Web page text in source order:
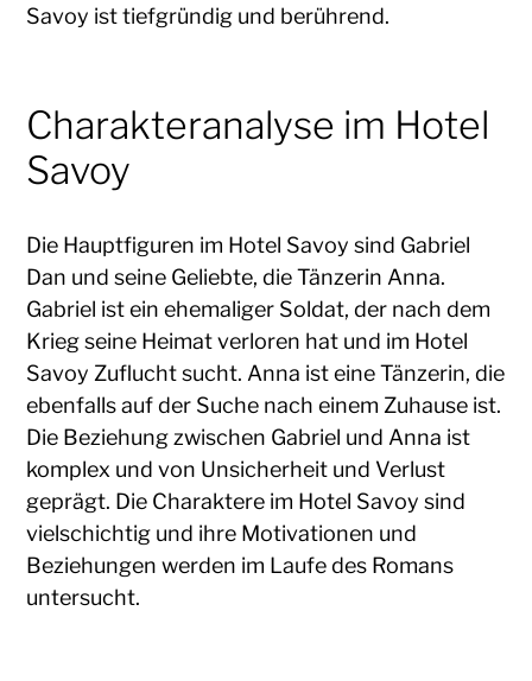
Savoy ist tiefgründig und berührend.
Charakteranalyse im Hotel
Savoy
Die Hauptfiguren im Hotel Savoy sind Gabriel
Dan und seine Geliebte, die Tänzerin Anna.
Gabriel ist ein ehemaliger Soldat, der nach dem
Krieg seine Heimat verloren hat und im Hotel
Savoy Zuflucht sucht. Anna ist eine Tänzerin, die
ebenfalls auf der Suche nach einem Zuhause ist.
Die Beziehung zwischen Gabriel und Anna ist
komplex und von Unsicherheit und Verlust
geprägt. Die Charaktere im Hotel Savoy sind
vielschichtig und ihre Motivationen und
Beziehungen werden im Laufe des Romans
untersucht.